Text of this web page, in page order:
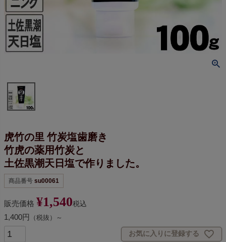
虎竹の里 竹炭塩歯磨き
竹虎の薬用竹炭と
土佐黒潮天日塩で作りました。
商品番号 su00061
販売価格 ¥1,540税込
1,400円 （税抜）～
お気に入りに登録する